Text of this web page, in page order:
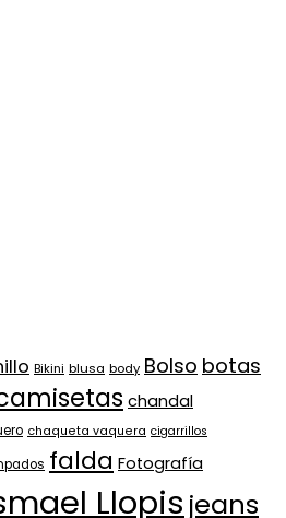
Bikini blusa body Bolso botas
chandal
chaqueta vaquera cigarrillos
falda Fotografía
Llopis jeans